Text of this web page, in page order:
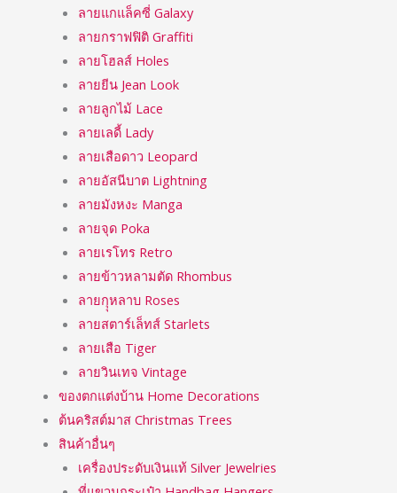
ลายแกแล็คซี่ Galaxy
ลายกราฟฟิติ Graffiti
ลายโฮลส์ Holes
ลายยีน Jean Look
ลายลูกไม้ Lace
ลายเลดี้ Lady
ลายเสือดาว Leopard
ลายอัสนีบาต Lightning
ลายมังหงะ Manga
ลายจุด Poka
ลายเรโทร Retro
ลายข้าวหลามตัด Rhombus
ลายกุุหลาบ Roses
ลายสตาร์เล็ทส์ Starlets
ลายเสือ Tiger
ลายวินเทจ Vintage
ของตกแต่งบ้าน Home Decorations
ต้นคริสต์มาส Christmas Trees
สินค้าอื่นๆ
เครื่องประดับเงินแท้ Silver Jewelries